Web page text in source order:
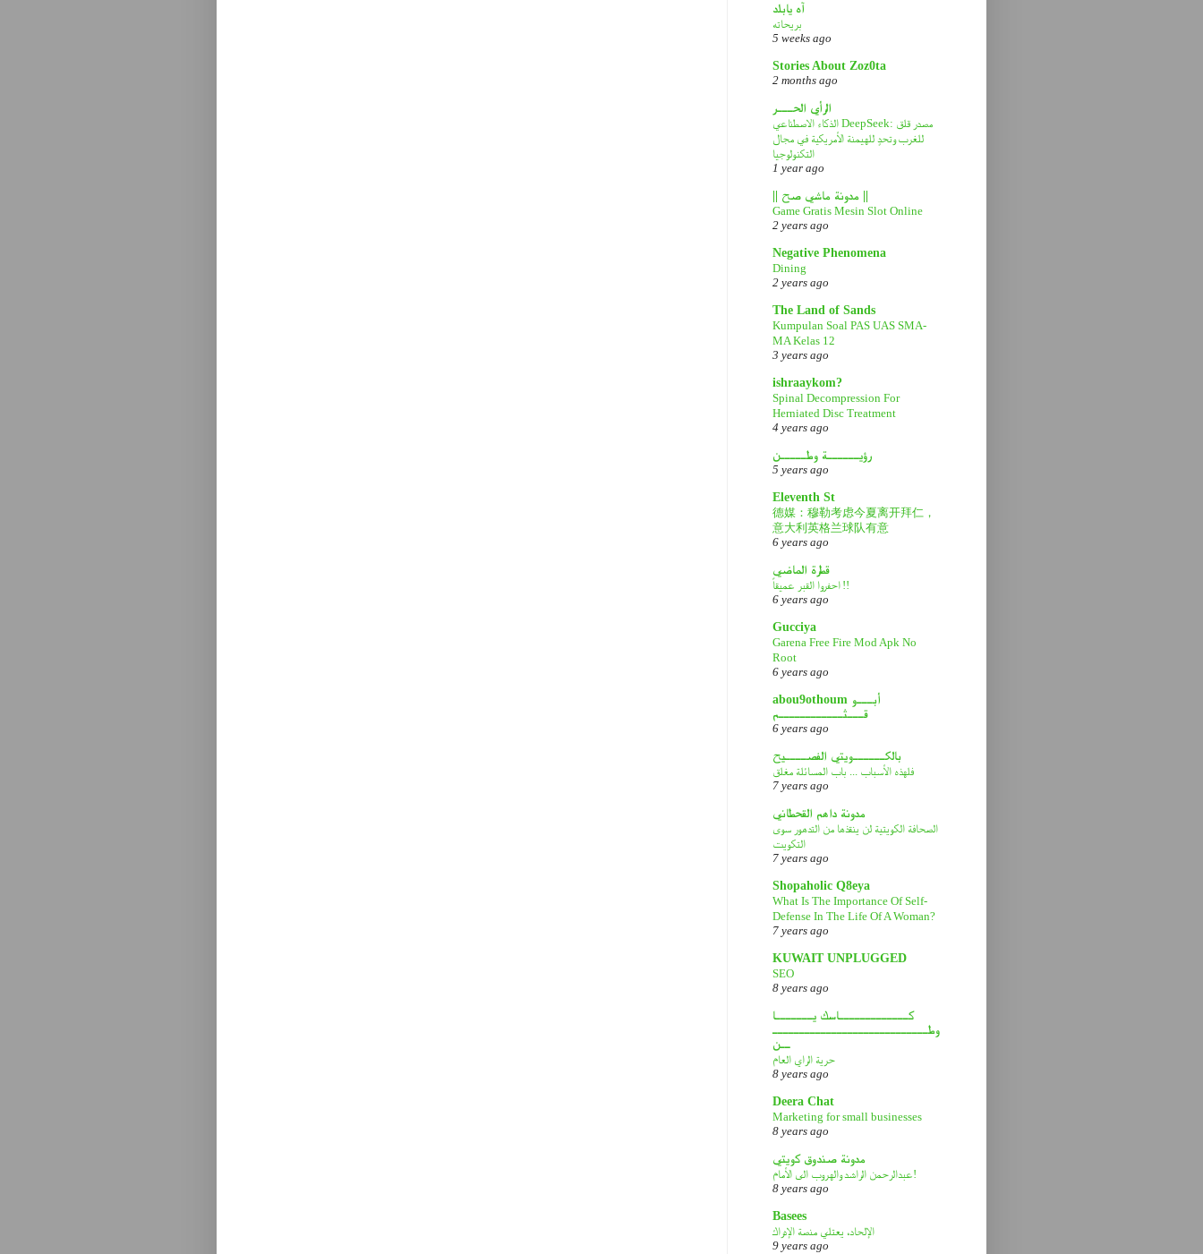
آه يابلد
بريحاته
5 weeks ago
Stories About Zoz0ta
2 months ago
الرأي الحـــر
الذكاء الاصطناعي DeepSeek: مصدر قلق
للغرب وتحدٍ للهيمنة الأمريكية في مجال
التكنولوجيا
1 year ago
|| مدونة ماشي صح ||
Game Gratis Mesin Slot Online
2 years ago
Negative Phenomena
Dining
2 years ago
The Land of Sands
Kumpulan Soal PAS UAS SMA-
MA Kelas 12
3 years ago
ishraaykom?
Spinal Decompression For
Herniated Disc Treatment
4 years ago
رؤيــــــة وطـــــن
5 years ago
Eleventh St
德媒：穆勒考虑今夏离开拜仁，
意大利英格兰球队有意
6 years ago
قطرة الماضي
احفروا القبر عميقاً !!
6 years ago
Gucciya
Garena Free Fire Mod Apk No
Root
6 years ago
abou9othoum أبـــو
قـــثــــــــــــم
6 years ago
بالكــــــويتي الفصــــيح
فلهذه الأسباب ... باب المسائلة مغلق
7 years ago
مدونة داهم القحطاني
الصحافة الكويتية لن ينقذها من التدهور سوى
التكويت
7 years ago
Shopaholic Q8eya
What Is The Importance Of Self-
Defense In The Life Of A Woman?
7 years ago
KUWAIT UNPLUGGED
SEO
8 years ago
كـــــــــــــاسك يـــــــا
وطـــــــــــــــــــــــــــــ
ــن
حرية الراي العام
8 years ago
Deera Chat
Marketing for small businesses
8 years ago
مدونة صندوق كويتي
عبدالرحمن الراشد والهروب الى الأمام!
8 years ago
Basees
الإلحاد، يعتلي منصة الإدراك
9 years ago